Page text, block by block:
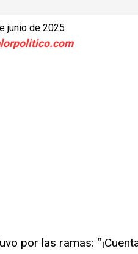
junio de 2025
por las ramas: